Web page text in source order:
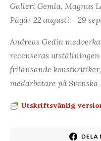
Galleri Gemla, Magnus
Pågår 22 augusti – 29
Andreas Gedin
recenseras
frilansande
medarbetare på
Utskriftsvänlig
DELA